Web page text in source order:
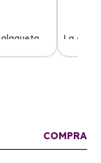
y el
La
ha
COMPRA